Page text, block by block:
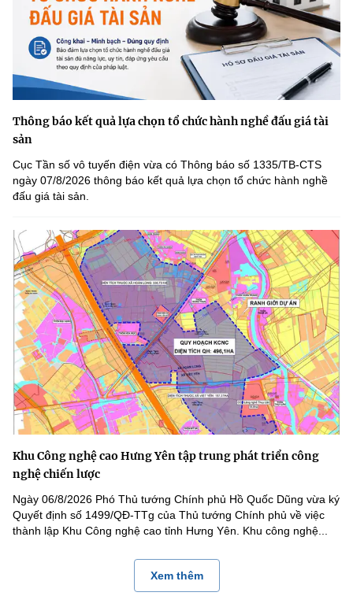
Thông báo kết quả lựa chọn tổ chức hành nghề đấu giá tài
sản
Cục Tần số vô tuyến điện vừa có Thông báo số 1335/TB-CTS
ngày 07/8/2026 thông báo kết quả lựa chọn tổ chức hành nghề
đấu giá tài sản.
Khu Công nghệ cao Hưng Yên tập trung phát triển công
nghệ chiến lược
Ngày 06/8/2026 Phó Thủ tướng Chính phủ Hồ Quốc Dũng vừa ký
Quyết định số 1499/QĐ-TTg của Thủ tướng Chính phủ về việc
thành lập Khu Công nghệ cao tỉnh Hưng Yên. Khu công nghệ...
Xem thêm